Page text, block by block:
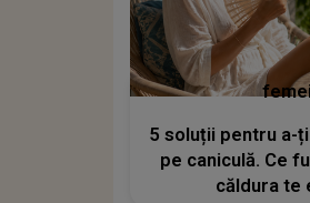
5 soluții pentru a-
pe caniculă. Ce
căldura te